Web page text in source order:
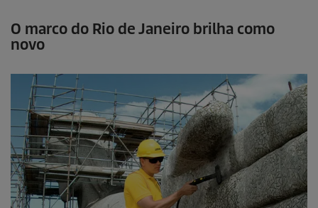
O marco do Rio de Janeiro brilha como
novo